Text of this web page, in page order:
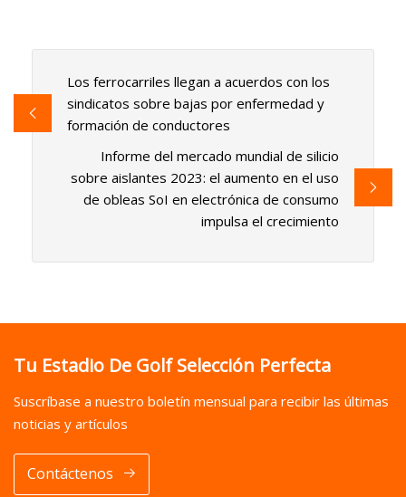
Los ferrocarriles llegan a acuerdos con los
sindicatos sobre bajas por enfermedad y
formación de conductores
Informe del mercado mundial de silicio
sobre aislantes 2023: el aumento en el uso
de obleas SoI en electrónica de consumo
impulsa el crecimiento
Tu Estadio De Golf Selección Perfecta
Suscríbase a nuestro boletín mensual para recibir las últimas
noticias y artículos
Contáctenos